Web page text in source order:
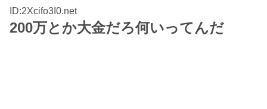
ID:2Xcifo3I0.net
200万とか大金だろ何いってんだ